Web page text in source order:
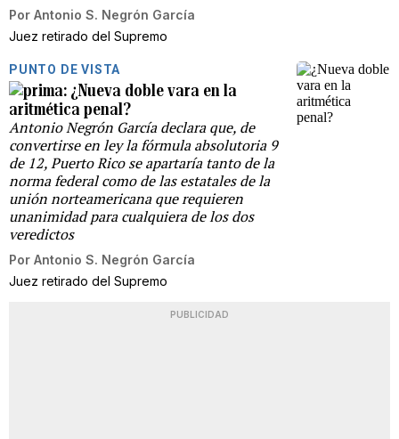
Por Antonio S. Negrón García
Juez retirado del Supremo
PUNTO DE VISTA
¿Nueva doble vara en la
aritmética penal?
Antonio Negrón García declara que, de
convertirse en ley la fórmula absolutoria 9
de 12, Puerto Rico se apartaría tanto de la
norma federal como de las estatales de la
unión norteamericana que requieren
unanimidad para cualquiera de los dos
veredictos
Por Antonio S. Negrón García
Juez retirado del Supremo
PUBLICIDAD